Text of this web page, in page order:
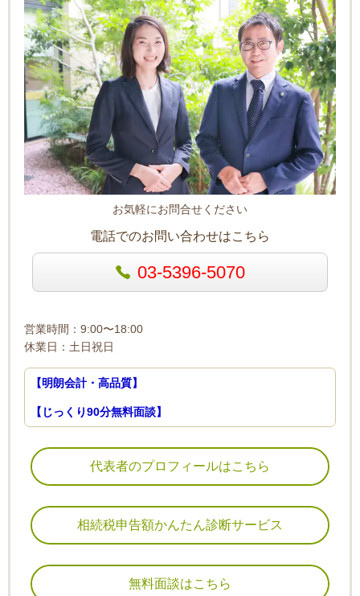
お気軽にお問合せください
電話でのお問い合わせはこちら
03-5396-5070
営業時間：9:00〜18:00
休業日：土日祝日
【明朗会計・高品質】
【じっくり90分無料面談】
代表者のプロフィールはこちら
相続税申告額かんたん診断サービス
無料面談はこちら